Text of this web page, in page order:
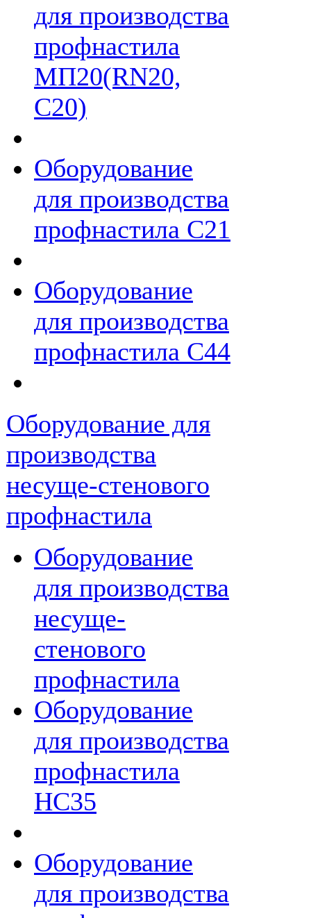
для производства
профнастила
МП20(RN20,
С20)
Оборудование
для производства
профнастила С21
Оборудование
для производства
профнастила С44
Оборудование для
производства
несуще-стенового
профнастила
Оборудование
для производства
несуще-
стенового
профнастила
Оборудование
для производства
профнастила
НС35
Оборудование
для производства